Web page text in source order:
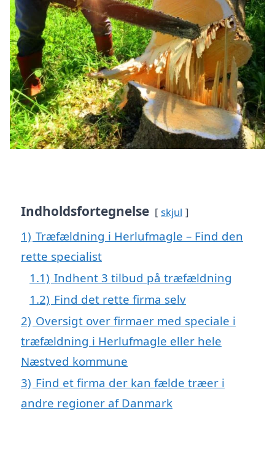
Indholdsfortegnelse skjul
1) Træfældning i Herlufmagle – Find den
rette specialist
1.1) Indhent 3 tilbud på træfældning
1.2) Find det rette firma selv
2) Oversigt over firmaer med speciale i
træfældning i Herlufmagle eller hele
Næstved kommune
3) Find et firma der kan fælde træer i
andre regioner af Danmark